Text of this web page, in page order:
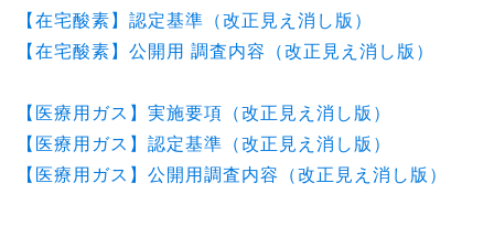
【在宅酸素】認定基準（改正見え消し版）
【在宅酸素】公開用 調査内容（改正見え消し版）
【医療用ガス】実施要項（改正見え消し版）
【医療用ガス】認定基準（改正見え消し版）
【医療用ガス】公開用調査内容（改正見え消し版）